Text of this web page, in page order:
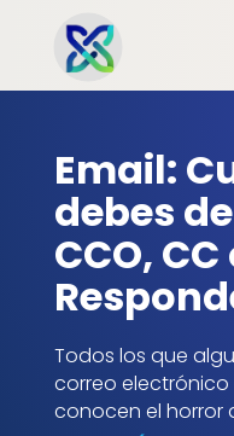
Email:
debes
CCO, CC
Todos los que
correo
conocen el horror